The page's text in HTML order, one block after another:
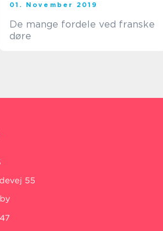
01. November 2019
De mange fordele ved franske
døre